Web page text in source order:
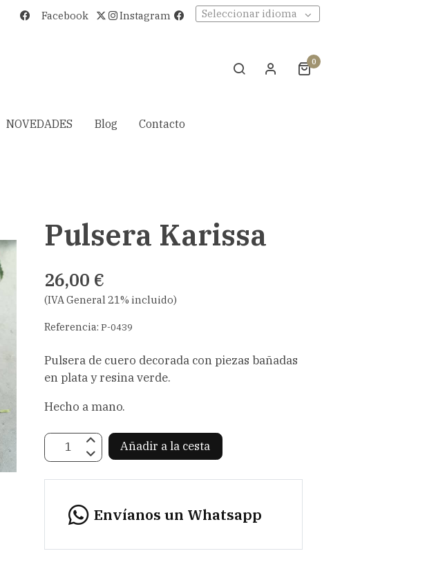
Facebook Instagram Seleccionar idioma
0
NOVEDADES Blog Contacto
Pulsera Karissa
26,00 €
(IVA General 21% incluido)
Referencia: P-0439
Pulsera de cuero decorada con piezas bañadas
en plata y resina verde.
Hecho a mano.
Añadir a la cesta
Envíanos un Whatsapp